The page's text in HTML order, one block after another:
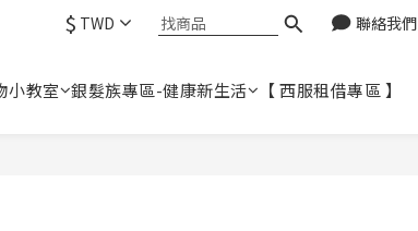
$ TWD 聯絡我們
小教室 銀髮族專區-健康新生活 【 西服租借專區 】